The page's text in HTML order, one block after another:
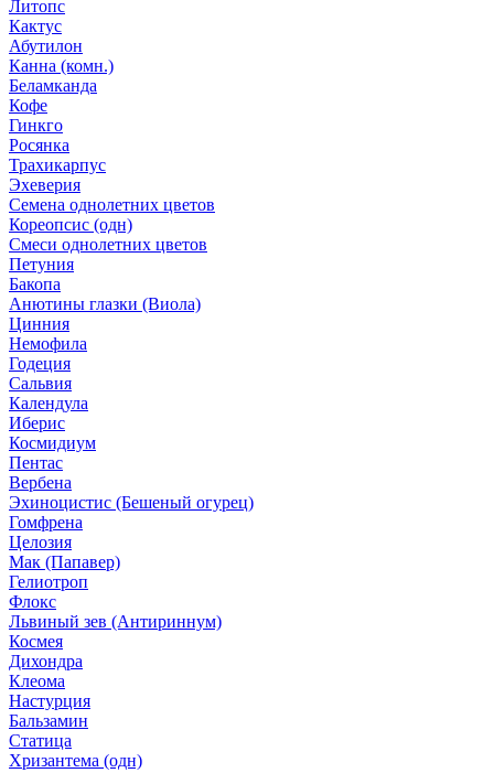
Литопс
Кактус
Абутилон
Канна (комн.)
Беламканда
Кофе
Гинкго
Росянка
Трахикарпус
Эхеверия
Семена однолетних цветов
Кореопсис (одн)
Смеси однолетних цветов
Петуния
Бакопа
Анютины глазки (Виола)
Цинния
Немофила
Годеция
Сальвия
Календула
Иберис
Космидиум
Пентас
Вербена
Эхиноцистис (Бешеный огурец)
Гомфрена
Целозия
Мак (Папавер)
Гелиотроп
Флокс
Львиный зев (Антириннум)
Космея
Дихондра
Клеома
Настурция
Бальзамин
Статица
Хризантема (одн)